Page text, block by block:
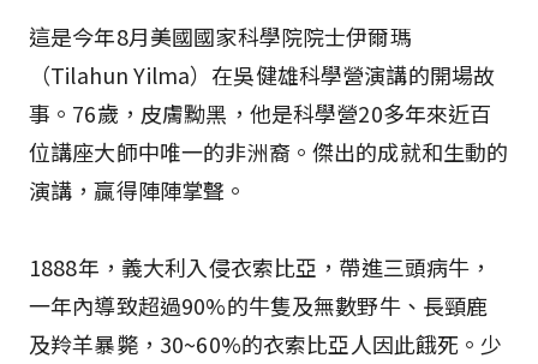
這是今年8月美國國家科學院院士伊爾瑪
（Tilahun Yilma）在吳健雄科學營演講的開場故
事。76歲，皮膚黝黑，他是科學營20多年來近百
位講座大師中唯一的非洲裔。傑出的成就和生動的
演講，贏得陣陣掌聲。
1888年，義大利入侵衣索比亞，帶進三頭病牛，
一年內導致超過90%的牛隻及無數野牛、長頸鹿
及羚羊暴斃，30~60%的衣索比亞人因此餓死。少